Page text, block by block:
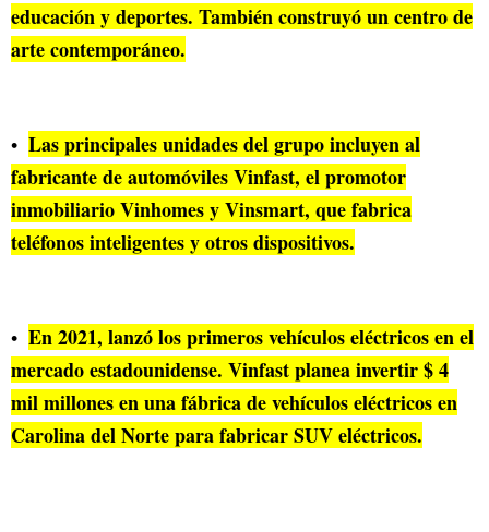
educación y deportes. También construyó un centro de
arte contemporáneo.
Las principales unidades del grupo incluyen al
fabricante de automóviles Vinfast, el promotor
inmobiliario Vinhomes y Vinsmart, que fabrica
teléfonos inteligentes y otros dispositivos.
En 2021, lanzó los primeros vehículos eléctricos en el
mercado estadounidense. Vinfast planea invertir $ 4
mil millones en una fábrica de vehículos eléctricos en
Carolina del Norte para fabricar SUV eléctricos.